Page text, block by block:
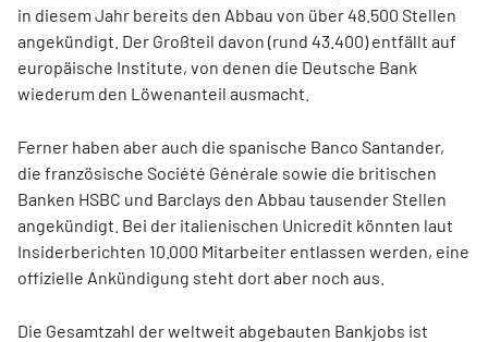
in diesem Jahr bereits den Abbau von über 48.500 Stellen
angekündigt. Der Großteil davon (rund 43.400) entfällt auf
europäische Institute, von denen die Deutsche Bank
wiederum den Löwenanteil ausmacht.
Ferner haben aber auch die spanische Banco Santander,
die französische Société Générale sowie die britischen
Banken HSBC und Barclays den Abbau tausender Stellen
angekündigt. Bei der italienischen Unicredit könnten laut
Insiderberichten 10.000 Mitarbeiter entlassen werden, eine
offizielle Ankündigung steht dort aber noch aus.
Die Gesamtzahl der weltweit abgebauten Bankjobs ist